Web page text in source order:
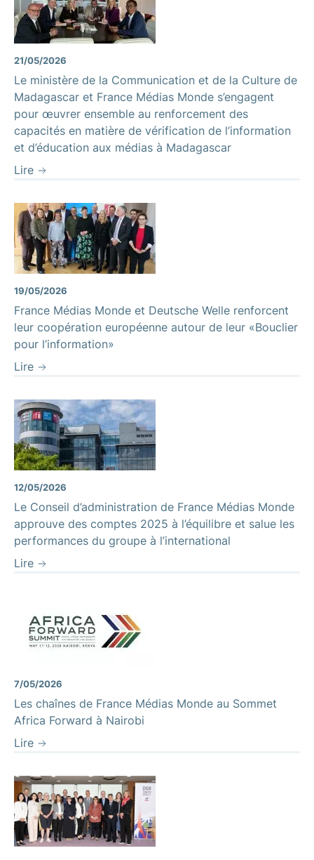
21/05/2026
Le ministère de la Communication et de la Culture de
Madagascar et France Médias Monde s’engagent
pour œuvrer ensemble au renforcement des
capacités en matière de vérification de l’information
et d’éducation aux médias à Madagascar
Lire
19/05/2026
France Médias Monde et Deutsche Welle renforcent
leur coopération européenne autour de leur «Bouclier
pour l’information»
Lire
12/05/2026
Le Conseil d’administration de France Médias Monde
approuve des comptes 2025 à l’équilibre et salue les
performances du groupe à l’international
Lire
7/05/2026
Les chaînes de France Médias Monde au Sommet
Africa Forward à Nairobi
Lire